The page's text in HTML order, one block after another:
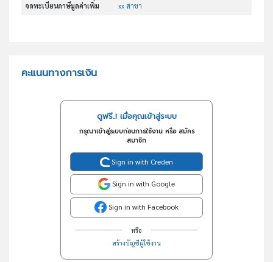
จดทะเบียนภาษีมูลค่าเพิ่ม xx สาขา
คะแนนทางการเงิน
ดูฟรี..! เมื่อคุณเข้าสู่ระบบ
กรุณาเข้าสู่ระบบก่อนการใช้งาน หรือ สมัคร
สมาชิก
Sign in with Creden
Sign in with Google
Sign in with Facebook
หรือ
สร้างบัญชีผู้ใช้งาน